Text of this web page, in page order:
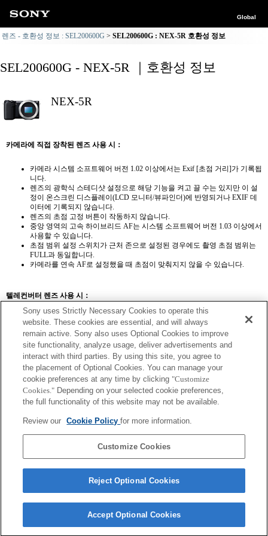
Global
렌즈 - 호환성 정보 : SEL200600G SEL200600G : NEX-5R 호환성 정보
SEL200600G - NEX-5R ｜호환성 정보
NEX-5R
카메라에 직접 장착된 렌즈 사용 시：
카메라 시스템 소프트웨어 버전 1.02 이상에서는 Exif [초점 거리]가 기록됩
니다.
렌즈의 광학식 스테디샷 설정으로 해당 기능을 켜고 끌 수는 있지만 이 설
정이 온스크린 디스플레이(LCD 모니터/뷰파인더)에 반영되거나 EXIF 데
이터에 기록되지 않습니다.
렌즈의 초점 고정 버튼이 작동하지 않습니다.
중앙 영역의 고속 하이브리드 AF는 시스템 소프트웨어 버전 1.03 이상에서
사용할 수 있습니다.
초점 범위 설정 스위치가 근처 존으로 설정된 경우에도 촬영 초점 범위는
FULL과 동일합니다.
카메라를 연속 AF로 설정했을 때 초점이 맞춰지지 않을 수 있습니다.
텔레컨버터 렌즈 사용 시：
SEL14TC SEL20TC
SEL14TC
카메라를 연속 AF로 설정했을 때 초점이 맞춰지지 않을 수 있습니다.
확대 값 사용 시 해당 Exif 렌즈 이름의 초점 거리 및 최대 조리개가 나열됩니
지 않습니다.
Sony uses Strictly Necessary Cookies to operate this
website. These cookies are essential, and will always
remain active. Sony also uses Optional Cookies to improve
site functionality, analyze usage, deliver advertisements and
interact with third parties. By using this site, you agree to
the placement of Optional Cookies. You can manage your
cookie preferences at any time by clicking "Customize
Cookies." Depending on your selected cookie preferences,
the full functionality of this website may not be available.
Review our Cookie Policyfor more information.
Customize Cookies
Reject Optional Cookies
Accept Optional Cookies